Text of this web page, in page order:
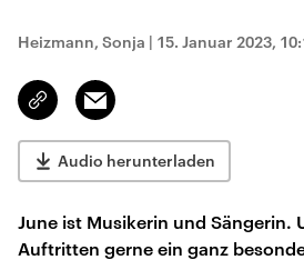
Heizmann, Sonja | 15. Januar 2023,
Link
kopieren/teilen
Email
Audio herunterladen
June ist Musikerin und Sängerin.
Auftritten gerne ein ganz